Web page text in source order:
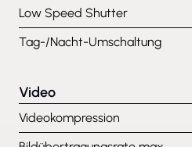
Low Speed Shutter
Tag-/Nacht-Umschaltung
Video
Videokompression